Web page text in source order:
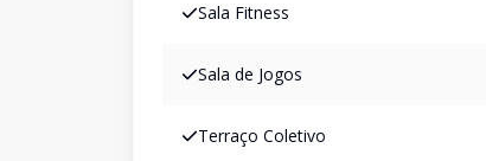
Sala Fitness
Sala de Jogos
Terraço Coletivo